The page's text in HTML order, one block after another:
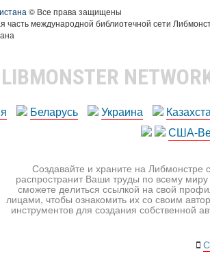
© Все права защищены
часть международной библиотечной сети
LIBMONSTER
Беларусь Украина
США-
Создавайте и храните на Либмонстре
распространит Ваши труды по всему
сможете делиться ссылкой на свой
лицами, чтобы ознакомить их со своим
инструментов для создания собственной